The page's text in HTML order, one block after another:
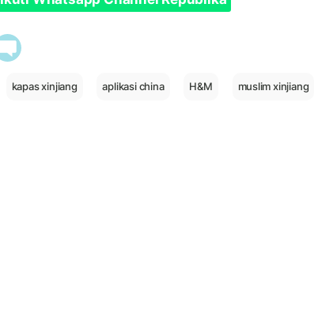
kapas xinjiang aplikasi china H&M muslim xinjiang